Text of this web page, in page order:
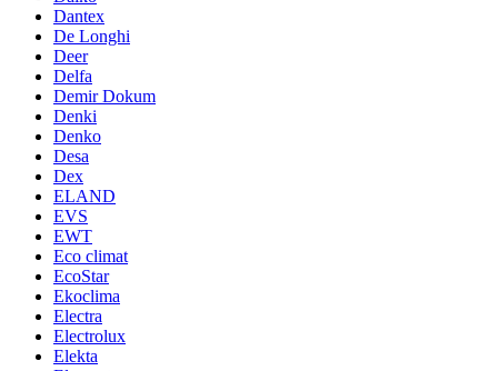
Dantex
De Longhi
Deer
Delfa
Demir Dokum
Denki
Denko
Desa
Dex
ELAND
EVS
EWT
Eco climat
EcoStar
Ekoclima
Electra
Electrolux
Elekta